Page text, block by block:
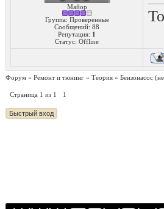
Майор
Группа: Проверенные
Сообщений: 88
Репутация: 1
Статус: Offline
Форум » Ремонт и тюнинг » Теория » Бензонасос
Страница 1 из 1 1